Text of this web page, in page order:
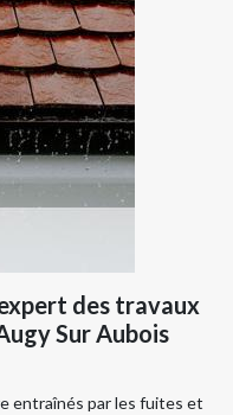
des travaux
Sur Aubois
entraînés par les fuites et